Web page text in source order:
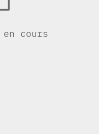
en cours